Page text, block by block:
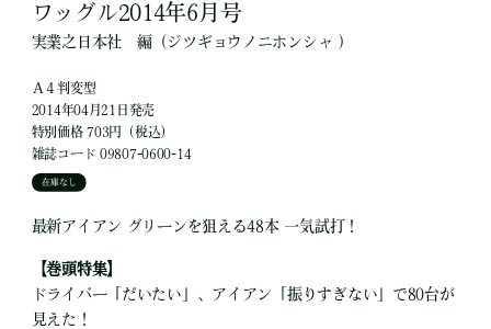
ワッグル2014年6月号
実業之日本社 編（ジツギョウノニホンシャ ）
Ａ４判変型
2014年04月21日発売
特別価格 703円（税込）
雑誌コード 09807-0600-14
在庫なし
最新アイアン グリーンを狙える48本 一気試打！
【巻頭特集】
ドライバー「だいたい」、アイアン「振りすぎない」で80台が
見えた！